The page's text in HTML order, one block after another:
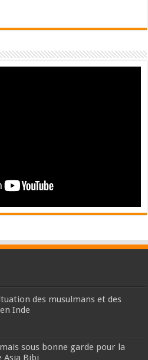
des musulmans et des
Inde
sous bonne garde pour la
Asia Bibi